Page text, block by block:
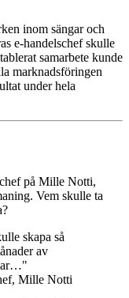
inom sängar och
e-handelschef skulle
samarbete kunde
marknadsföringen
under hela
på Mille Notti,
Vem skulle ta
skapa så
av
Mille Notti